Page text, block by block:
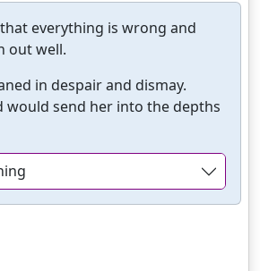
everything is wrong and
out well.
in despair and dismay.
would send her into the depths